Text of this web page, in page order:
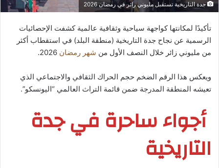
جدة التاريخية تستقبل مليوني زائر في رمضان 2026
تأكيدًا لمكانتها كواجهة سياحية وثقافية عالمية كشفت الإحصائيات
الرسمية عن نجاح جدة التاريخية (منطقة البلد) في استقطاب أكثر
من مليوني زائر خلال النصف الأول من شهر رمضان
ويعكس هذا الرقم الضخم حجم الحراك الثقافي والاجتماعي الذي
تعيشه المنطقة المدرجة ضمن قائمة التراث العالمي “اليونسكو”.
أجواء ساحرة في جدة
التاريخية